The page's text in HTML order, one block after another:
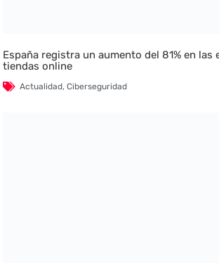
España registra un aumento del 81% en las
tiendas online
Actualidad,Ciberseguridad